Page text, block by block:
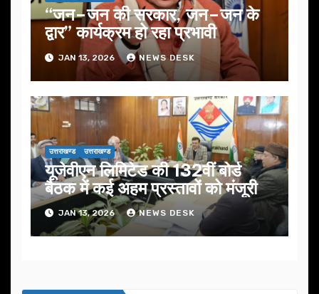
“जन–जन की सरकार, जन–जन के
द्वार” कार्यक्रम हो रहा प्रभावी
JAN 13, 2026 NEWS DESK
उत्तराखण्ड उत्तराखण्ड
यूजेवीएन लिमिटेड की 132वीं बोर्ड
बैठक में कई अहम प्रस्तावों को मंजूरी
JAN 13, 2026 NEWS DESK